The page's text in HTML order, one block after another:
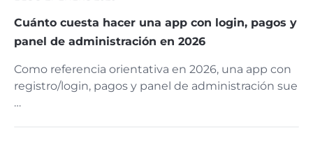
Cuánto cuesta hacer una app con login, pagos y
panel de administración en 2026
Como referencia orientativa en 2026, una app con
registro/login, pagos y panel de administración sue
…